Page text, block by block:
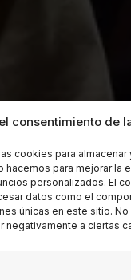
consentimiento de
cookies para almacenar
para mejorar la
personalizados. El
datos como el
únicas en este sitio. No
negativamente a ciertas